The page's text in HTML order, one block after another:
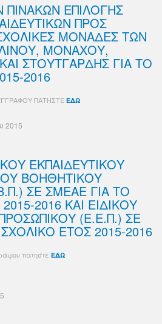
ΠΙΝΑΚΩΝ ΕΠΙΛΟΓΗΣ
ΠΡΟΣ
ΜΟΝΑΔΕΣ ΤΩΝ
ΜΟΝΑΧΟΥ,
ΣΤΟΥΤΓΑΡΔΗΣ ΓΙΑ ΤΟ
2016
ΠΑΤΗΣΤΕ ΕΔΩ
2015
ΕΚΠΑΙΔΕΥΤΙΚΟΥ
ΒΟΗΘΗΤΙΚΟΥ
ΣΕ ΣΜΕΑΕ ΓΙΑ ΤΟ
2016 ΚΑΙ ΕΙΔΙΚΟΥ
(Ε.Ε.Π.) ΣΕ
ΕΤΟΣ 2015-2016
πατηστε ΕΔΩ